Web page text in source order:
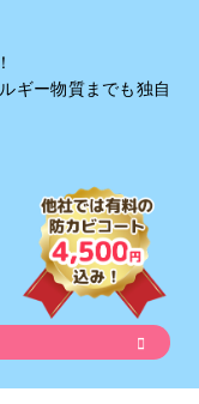
ギー物質までも独自